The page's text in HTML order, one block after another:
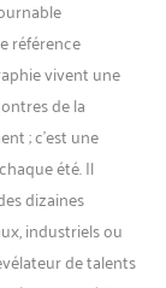
référence
vivent une
de la
; c’est une
été. Il
dizaines
industriels ou
de talents